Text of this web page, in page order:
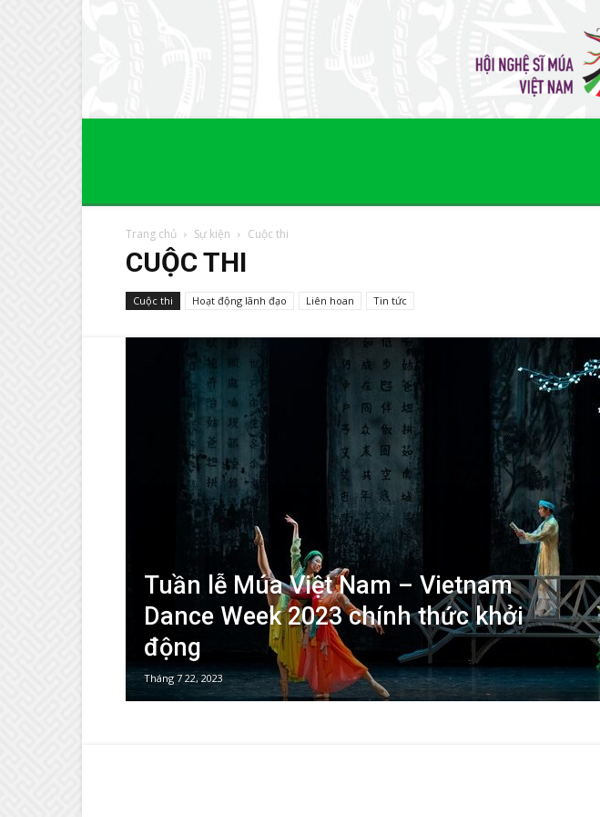
Trang chủ Sự kiện Cuộc thi
CUỘC THI
Cuộc thi Hoạt động lãnh đạo Liên hoan Tin tức
Tuần lễ Múa Việt Nam – Vietnam
Dance Week 2023 chính thức khởi
động
Tháng 7 22, 2023